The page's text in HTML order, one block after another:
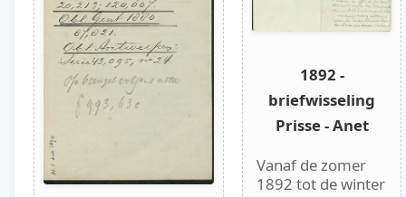
1892 -
briefwisseling
Prisse - Anet
Vanaf de zomer
1892 tot de winter